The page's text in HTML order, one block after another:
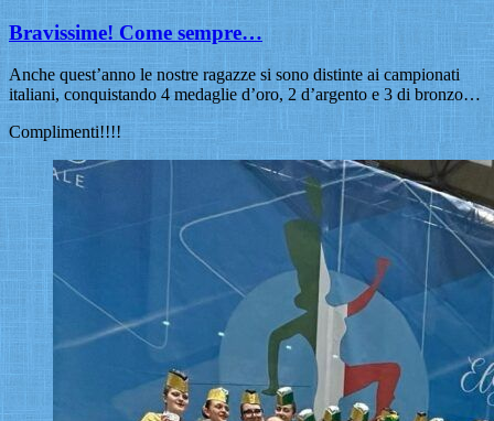
Bravissime! Come sempre…
Anche quest’anno le nostre ragazze si sono distinte ai campionati
italiani, conquistando 4 medaglie d’oro, 2 d’argento e 3 di bronzo…
Complimenti!!!!